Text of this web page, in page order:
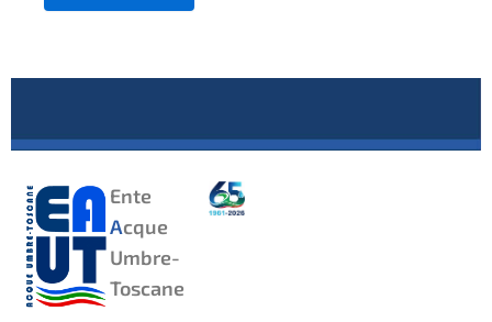
Ente
Acque
Umbre-
Toscane